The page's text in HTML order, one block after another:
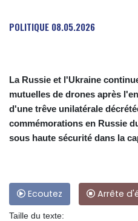
POLITIQUE 08.05.2026
La Russie et l'Ukraine
mutuelles de drones après
d'une trêve unilatérale
commémorations en Russie
sous haute sécurité dans la
Ecoutez Arrête
Taille du texte: